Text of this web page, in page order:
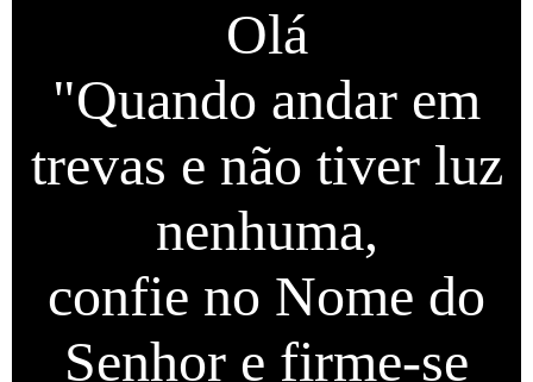
Olá
"Quando andar em
trevas e não tiver luz
nenhuma,
confie no Nome do
Senhor e firme-se